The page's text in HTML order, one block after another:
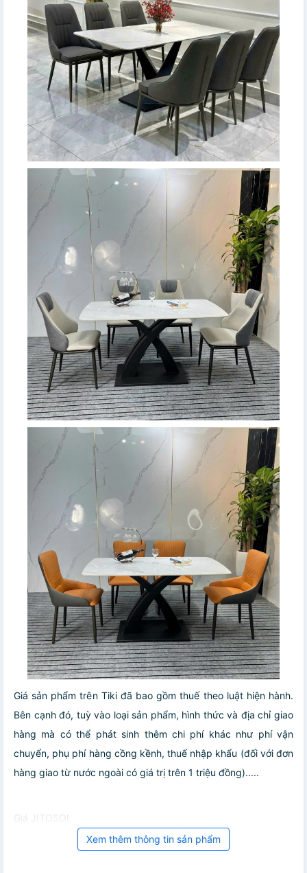
Giá sản phẩm trên Tiki đã bao gồm thuế theo luật hiện hành.
Bên cạnh đó, tuỳ vào loại sản phẩm, hình thức và địa chỉ giao
hàng mà có thể phát sinh thêm chi phí khác như phí vận
chuyển, phụ phí hàng cồng kềnh, thuế nhập khẩu (đối với đơn
hàng giao từ nước ngoài có giá trị trên 1 triệu đồng).....
Giá JITOSOL
Xem thêm thông tin sản phẩm